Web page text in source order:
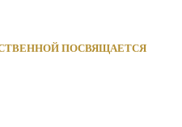
ПОСВЯЩАЕТСЯ